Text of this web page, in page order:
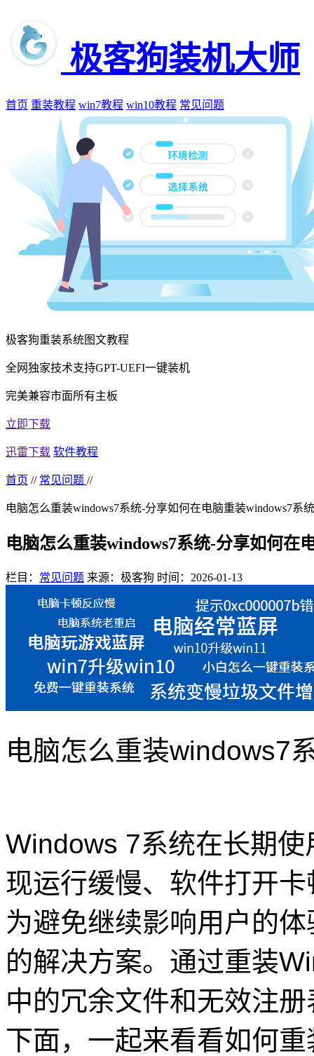
极客狗装机大师
首页 重装教程 win7教程 win10教程 常见问题
极客狗重装系统图文教程
全网独家技术支持GPT-UEFI一键装机
完美兼容市面所有主板
立即下载
迅雷下载 软件教程
首页 // 常见问题 //
电脑怎么重装windows7系统-分享如何在电脑重装windows7系统
电脑怎么重装windows7系统-分享如何在
栏目： 常见问题 来源：极客狗 时间：2026-01-13
电脑怎么重装windows7
Windows 7系统在长期
现运行缓慢、软件打开
为避免继续影响用户的
的解决方案。通过重装
中的冗余文件和无效注
下面，一起来看看如何